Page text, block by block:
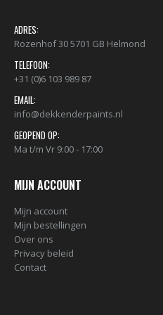
ADRES:
Rozenhof 30 5701 GB Helmond
TELEFOON:
+31 (0)6 103 989 87
EMAIL:
info@dekkenderpaints.nl
GEOPEND OP:
Ma t/m Vr 9:00 - 17:00
MIJN ACCOUNT
Mijn account
Mijn bestellingen
Over ons
Privacy beleid
Contact